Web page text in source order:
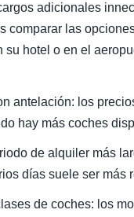
adicionales
comparar las
su hotel o en el
antelación: los
hay más coches
de alquiler más
días suele ser más
de coches: los